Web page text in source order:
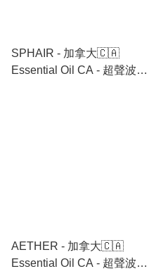
SPHAIR - 加拿大🇨🇦
Essential Oil CA - 超聲波陶
AETHER - 加拿大🇨🇦
Essential Oil CA - 超聲波陶